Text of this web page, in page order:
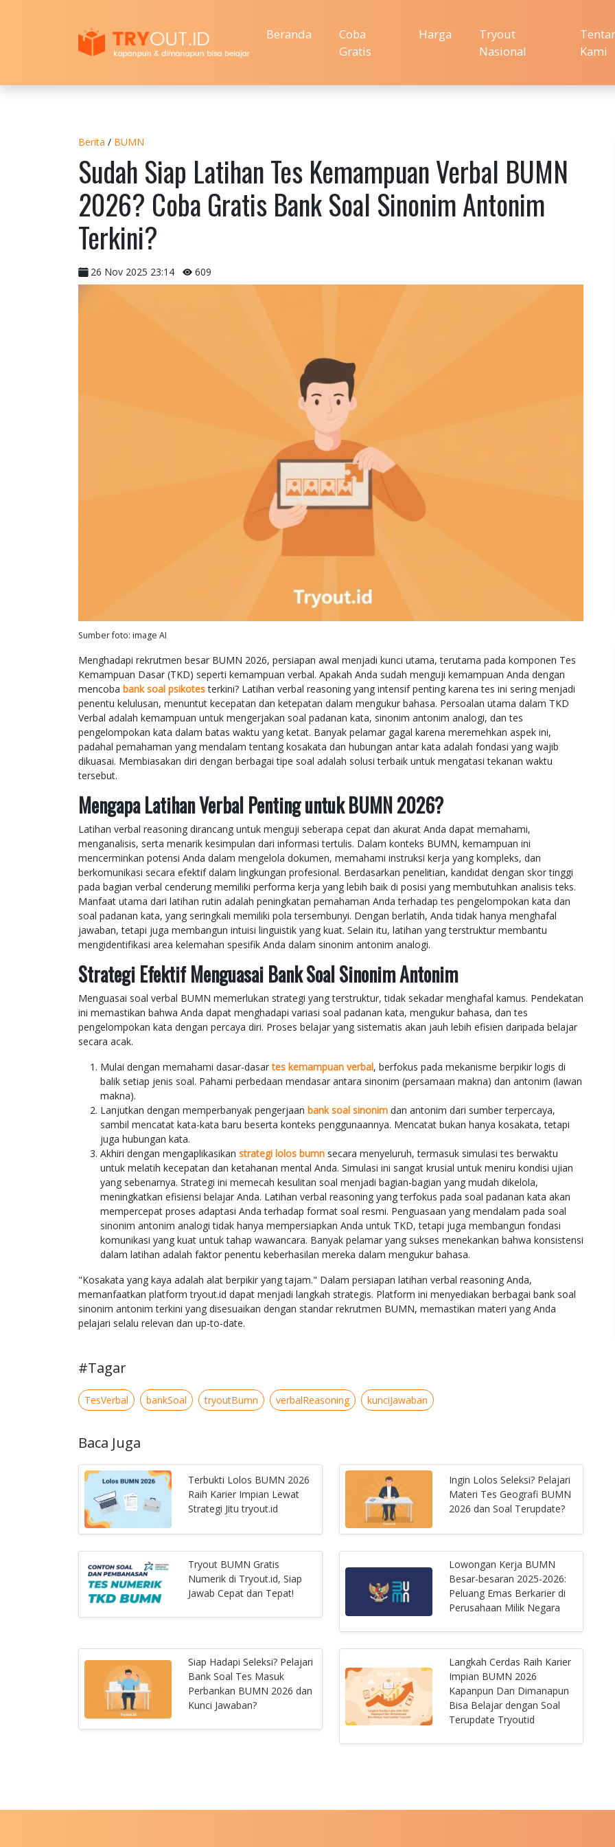
Beranda
Coba
Gratis
Harga
Tryout
Nasional
Kami
Berita / BUMN
Sudah Siap Latihan Tes Kemampuan Verbal BUMN
2026? Coba Gratis Bank Soal Sinonim Antonim
Terkini?
26 Nov 2025 23:14 609
Sumber foto: image AI
Menghadapi rekrutmen besar BUMN 2026, persiapan awal menjadi kunci utama, terutama pada komponen Tes
Kemampuan Dasar (TKD) seperti kemampuan verbal. Apakah Anda sudah menguji kemampuan Anda dengan
mencoba bank soal psikotesterkini? Latihan verbal reasoning yang intensif penting karena tes ini sering menjadi
penentu kelulusan, menuntut kecepatan dan ketepatan dalam mengukur bahasa. Persoalan utama dalam TKD
Verbal adalah kemampuan untuk mengerjakan soal padanan kata, sinonim antonim analogi, dan tes
pengelompokan kata dalam batas waktu yang ketat. Banyak pelamar gagal karena meremehkan aspek ini,
padahal pemahaman yang mendalam tentang kosakata dan hubungan antar kata adalah fondasi yang wajib
dikuasai. Membiasakan diri dengan berbagai tipe soal adalah solusi terbaik untuk mengatasi tekanan waktu
tersebut.
Mengapa Latihan Verbal Penting untuk BUMN 2026?
Latihan verbal reasoning dirancang untuk menguji seberapa cepat dan akurat Anda dapat memahami,
menganalisis, serta menarik kesimpulan dari informasi tertulis. Dalam konteks BUMN, kemampuan ini
mencerminkan potensi Anda dalam mengelola dokumen, memahami instruksi kerja yang kompleks, dan
berkomunikasi secara efektif dalam lingkungan profesional. Berdasarkan penelitian, kandidat dengan skor tinggi
pada bagian verbal cenderung memiliki performa kerja yang lebih baik di posisi yang membutuhkan analisis teks.
Manfaat utama dari latihan rutin adalah peningkatan pemahaman Anda terhadap tes pengelompokan kata dan
soal padanan kata, yang seringkali memiliki pola tersembunyi. Dengan berlatih, Anda tidak hanya menghafal
jawaban, tetapi juga membangun intuisi linguistik yang kuat. Selain itu, latihan yang terstruktur membantu
mengidentifikasi area kelemahan spesifik Anda dalam sinonim antonim analogi.
Strategi Efektif Menguasai Bank Soal Sinonim Antonim
Menguasai soal verbal BUMN memerlukan strategi yang terstruktur, tidak sekadar menghafal kamus. Pendekatan
ini memastikan bahwa Anda dapat menghadapi variasi soal padanan kata, mengukur bahasa, dan tes
pengelompokan kata dengan percaya diri. Proses belajar yang sistematis akan jauh lebih efisien daripada belajar
secara acak.
Mulai dengan memahami dasar-dasartes kemampuan verbal, berfokus pada mekanisme berpikir logis di
balik setiap jenis soal. Pahami perbedaan mendasar antara sinonim (persamaan makna) dan antonim (lawan
makna).
Lanjutkan dengan memperbanyak pengerjaan bank soal sinonim dan antonim dari sumber terpercaya,
sambil mencatat kata-kata baru beserta konteks penggunaannya. Mencatat bukan hanya kosakata, tetapi
juga hubungan kata.
Akhiri dengan mengaplikasikan strategi lolos bumn secara menyeluruh, termasuk simulasi tes berwaktu
untuk melatih kecepatan dan ketahanan mental Anda. Simulasi ini sangat krusial untuk meniru kondisi ujian
yang sebenarnya. Strategi ini memecah kesulitan soal menjadi bagian-bagian yang mudah dikelola,
meningkatkan efisiensi belajar Anda. Latihan verbal reasoning yang terfokus pada soal padanan kata akan
mempercepat proses adaptasi Anda terhadap format soal resmi. Penguasaan yang mendalam pada soal
sinonim antonim analogi tidak hanya mempersiapkan Anda untuk TKD, tetapi juga membangun fondasi
komunikasi yang kuat untuk tahap wawancara. Banyak pelamar yang sukses menekankan bahwa konsistensi
dalam latihan adalah faktor penentu keberhasilan mereka dalam mengukur bahasa.
"Kosakata yang kaya adalah alat berpikir yang tajam." Dalam persiapan latihan verbal reasoning Anda,
memanfaatkan platform tryout.id dapat menjadi langkah strategis. Platform ini menyediakan berbagai bank soal
sinonim antonim terkini yang disesuaikan dengan standar rekrutmen BUMN, memastikan materi yang Anda
pelajari selalu relevan dan up-to-date.
#Tagar
TesVerbal bankSoal tryoutBumn verbalReasoning kunciJawaban
Baca Juga
Terbukti Lolos BUMN 2026
Raih Karier Impian Lewat
Strategi Jitu tryout.id
Ingin Lolos Seleksi? Pelajari
Materi Tes Geografi BUMN
2026 dan Soal Terupdate?
Tryout BUMN Gratis
Numerik di Tryout.id, Siap
Jawab Cepat dan Tepat!
Lowongan Kerja BUMN
Besar-besaran 2025-2026:
Peluang Emas Berkarier di
Perusahaan Milik Negara
Siap Hadapi Seleksi? Pelajari
Bank Soal Tes Masuk
Perbankan BUMN 2026 dan
Kunci Jawaban?
Langkah Cerdas Raih Karier
Impian BUMN 2026
Kapanpun Dan Dimanapun
Bisa Belajar dengan Soal
Terupdate Tryoutid